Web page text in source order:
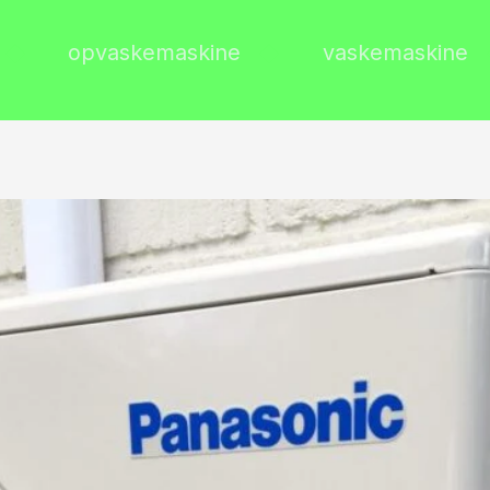
opvaskemaskine vaskemaskine